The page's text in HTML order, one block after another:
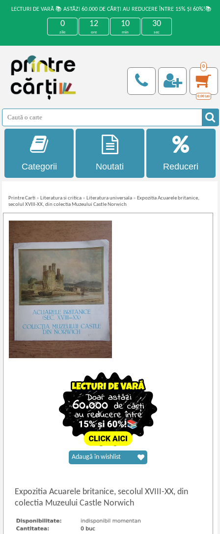
LECTURI DE VARĂ 📚 ASTĂZI 60.000 DE CĂRȚI AU REDUCERE ÎNTRE 15% ȘI 60%!📚
0
zile
12
ore
10
min
30
sec
0
0,00 Lei
Categorii Noutati Reduceri
Printre Carti » Literatura si critica » Literatura universala » Expozitia Acuarele britanice,
secolul XVIII-XX, din colectia Muzeului Castle Norwich
Expozitia Acuarele britanice, secolul XVIII-XX, din
colectia Muzeului Castle Norwich
Adaugă în wishlist